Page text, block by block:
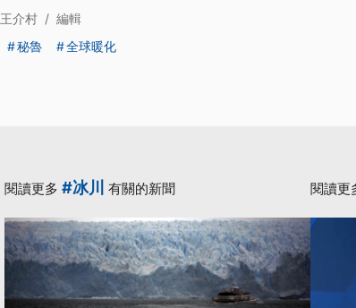
王介村 / 編輯
秘魯
全球暖化
閱讀更多 #冰川 有關的新聞 閱讀更